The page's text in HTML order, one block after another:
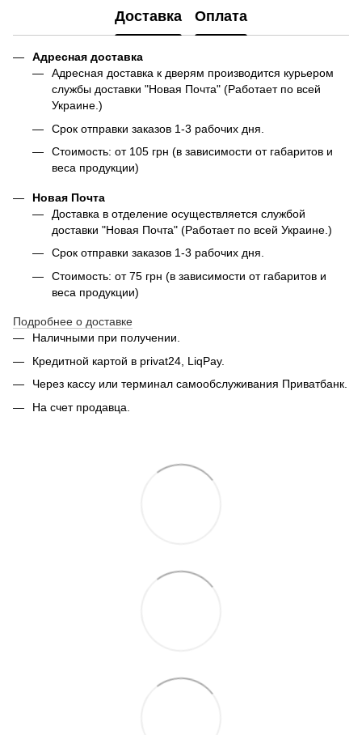
Доставка Оплата
Адресная доставка
Адресная доставка к дверям производится курьером
службы доставки "Новая Почта" (Работает по всей
Украине.)
Срок отправки заказов 1-3 рабочих дня.
Стоимость: от 105 грн (в зависимости от габаритов и
веса продукции)
Новая Почта
Доставка в отделение осуществляется службой
доставки "Новая Почта" (Работает по всей Украине.)
Срок отправки заказов 1-3 рабочих дня.
Стоимость: от 75 грн (в зависимости от габаритов и
веса продукции)
Подробнее о доставке
Наличными при получении.
Кредитной картой в privat24, LiqPay.
Через кассу или терминал самообслуживания Приватбанк.
На счет продавца.